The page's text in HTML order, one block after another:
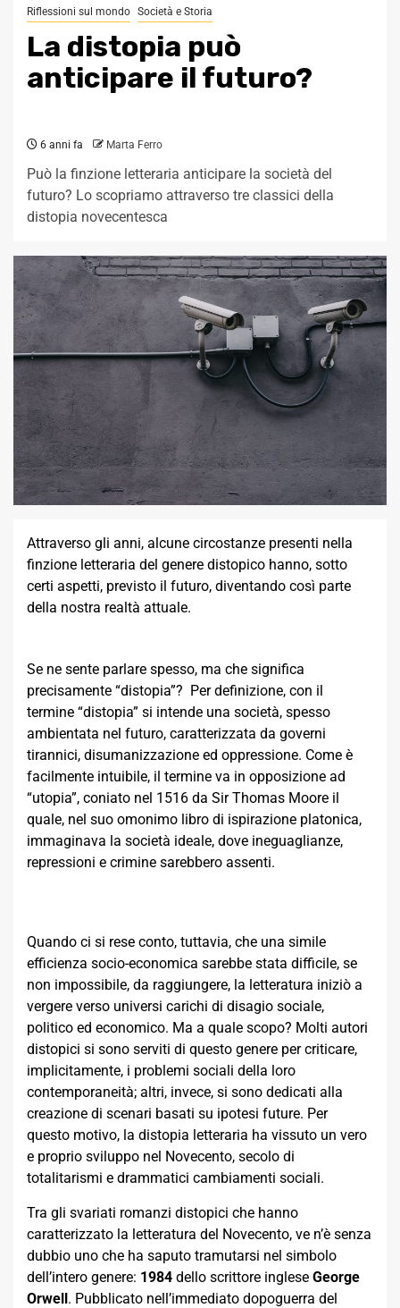
Riflessioni sul mondo Società e Storia
La distopia può
anticipare il futuro?
6 anni fa Marta Ferro
Può la finzione letteraria anticipare la società del
futuro? Lo scopriamo attraverso tre classici della
distopia novecentesca
Attraverso gli anni, alcune circostanze presenti nella
finzione letteraria del genere distopico hanno, sotto
certi aspetti, previsto il futuro, diventando così parte
della nostra realtà attuale.
Se ne sente parlare spesso, ma che significa
precisamente “distopia”? Per definizione, con il
termine “distopia” si intende una società, spesso
ambientata nel futuro, caratterizzata da governi
tirannici, disumanizzazione ed oppressione. Come è
facilmente intuibile, il termine va in opposizione ad
“utopia”, coniato nel 1516 da Sir Thomas Moore il
quale, nel suo omonimo libro di ispirazione platonica,
immaginava la società ideale, dove ineguaglianze,
repressioni e crimine sarebbero assenti.
Quando ci si rese conto, tuttavia, che una simile
efficienza socio-economica sarebbe stata difficile, se
non impossibile, da raggiungere, la letteratura iniziò a
vergere verso universi carichi di disagio sociale,
politico ed economico. Ma a quale scopo? Molti autori
distopici si sono serviti di questo genere per criticare,
implicitamente, i problemi sociali della loro
contemporaneità; altri, invece, si sono dedicati alla
creazione di scenari basati su ipotesi future. Per
questo motivo, la distopia letteraria ha vissuto un vero
e proprio sviluppo nel Novecento, secolo di
totalitarismi e drammatici cambiamenti sociali.
Tra gli svariati romanzi distopici che hanno
caratterizzato la letteratura del Novecento, ve n’è senza
dubbio uno che ha saputo tramutarsi nel simbolo
dell’intero genere: 1984 dello scrittore inglese George
Orwell. Pubblicato nell’immediato dopoguerra del